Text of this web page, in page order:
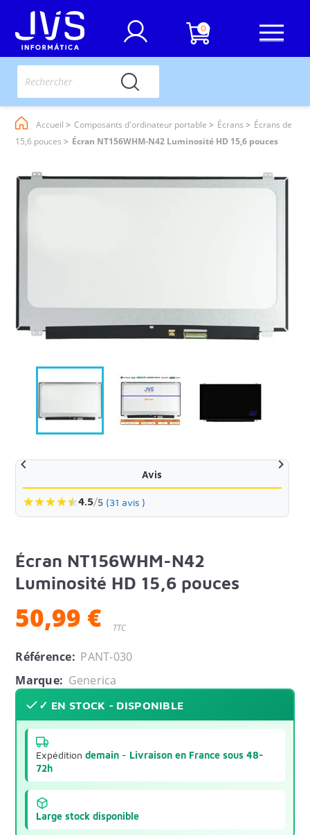
0
Accueil Composants d'ordinateur portable Écrans
Écrans de
15,6 pouces
Écran NT156WHM-N42 Luminosité HD 15,6 pouces
 
Avis
★★★★★
★4.5/5 (31 avis )
Écran NT156WHM-N42
Luminosité HD 15,6 pouces
50,99 € TTC
Référence: PANT-030
Marque: Generica
✓ EN STOCK - DISPONIBLE
Expéditiondemain - Livraison en France sous 48-
72h
Large stock disponible